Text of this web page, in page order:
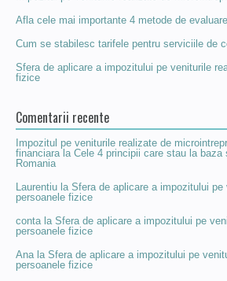
Afla cele mai importante 4 metode de
Cum se stabilesc tarifele pentru serviciile de
Sfera de aplicare a impozitului pe veniturile
fizice
Comentarii recente
Impozitul pe veniturile realizate de
financiara la Cele 4 principii care stau la baza
Romania
Laurentiu la Sfera de aplicare a impozitului
persoanele fizice
conta la Sfera de aplicare a impozitului pe
persoanele fizice
Ana la Sfera de aplicare a impozitului pe
persoanele fizice